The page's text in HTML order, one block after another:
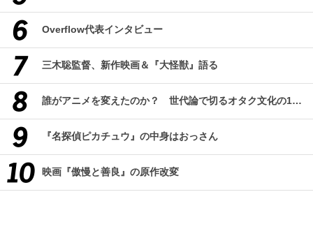
Overflow代表インタビュー
三木聡監督、新作映画＆『大怪獣』語る
誰がアニメを変えたのか？ 世代論で切るオタク文化の10年、そして50年
『名探偵ピカチュウ』の中身はおっさん
映画『傲慢と善良』の原作改変